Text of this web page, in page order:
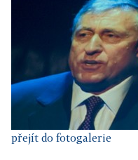
přejít do fotogalerie